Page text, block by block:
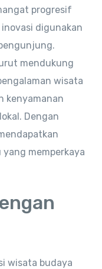
progresif
digunakan
mendukung
wisata
kenyamanan
Dengan
memperkaya
wisata budaya